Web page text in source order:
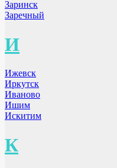
Заринск
Заречный
И
Ижевск
Иркутск
Иваново
Ишим
Искитим
К